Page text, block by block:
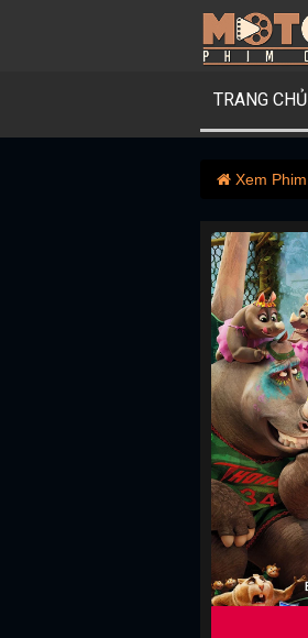
TRANG CHỦ
Xem Phim